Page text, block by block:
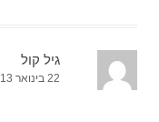
גיל קול
22 בינואר 2013 בשעה 1:08